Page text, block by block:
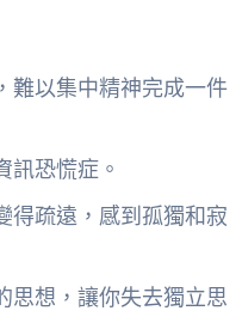
難以集中精神完成一件
訊恐慌症。
得疏遠，感到孤獨和寂
思想，讓你失去獨立思